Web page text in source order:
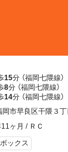
15分 （福岡七隈線）
8分 （福岡七隈線）
14分 （福岡七隈線）
岡市早良区干隈３丁
ヶ月 / ＲＣ
ックス